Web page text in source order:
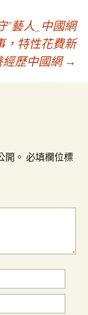
”藝人_中國網
特性花費新
經歷中國網→
開。 必填欄位標